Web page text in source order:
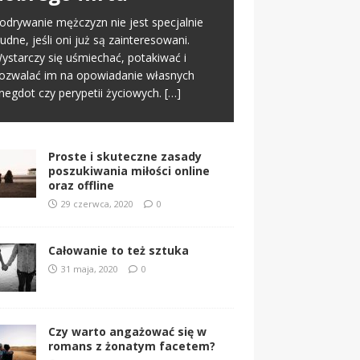
mężczyzn nie jest specjalnie
jeśli oni już są zainteresowani.
się uśmiechać, potakiwać i
im na opowiadanie własnych
czy perypetii życiowych. […]
online. To normalny schemat we
świecie. Na tym etapie
się pierwsze pierwsze[…]
miłości nic nie jest proste i między
dlatego jest ona tak wspaniała. Nie
to jednak, że samo zabieranie się
miłość musi[…]
Proste i skuteczne zasady
poszukiwania miłości online
oraz offline
29 czerwca, 2020 0
Całowanie to też sztuka
31 maja, 2020 0
Czy warto angażować się w
romans z żonatym facetem?